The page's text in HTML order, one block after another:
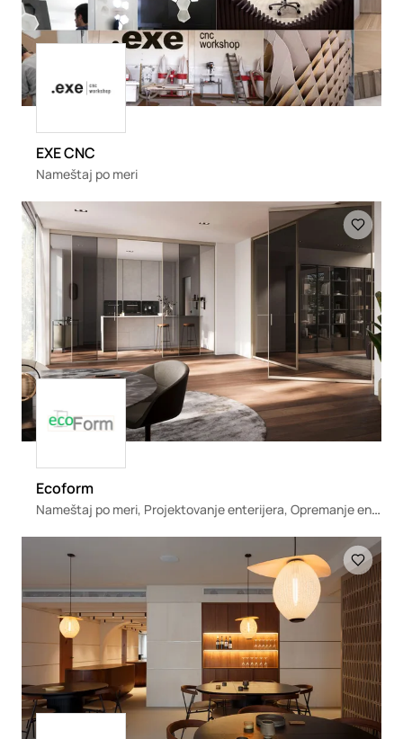
EXE CNC
Nameštaj po meri
Loading
Ecoform
Nameštaj po meri, Projektovanje enterijera, Opremanje enterijera